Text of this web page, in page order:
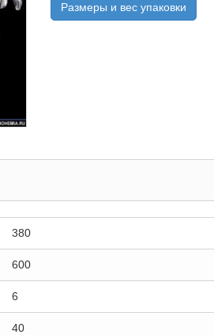
Размеры и вес упаковки
380
600
6
40